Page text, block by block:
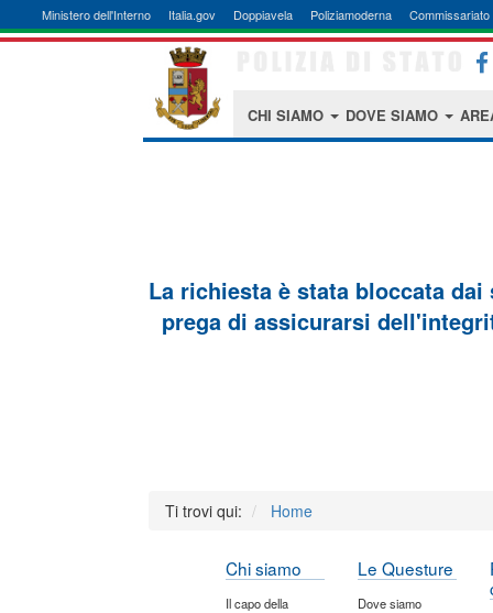
Ministero dell'Interno Italia.gov Doppiavela Poliziamoderna Commissariato
CHI SIAMO DOVE SIAMO
La richiesta è stata bloccata
prega di assicurarsi
Ti trovi qui: Home
Chi siamo
Il capo della
Le Questure
Dove siamo